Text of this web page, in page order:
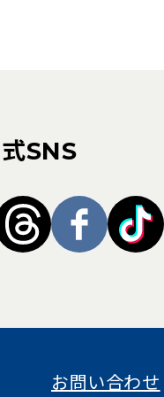
SNS
く）
ブで開く）
新しいタブで開く）
（新しいタブで
（新し
お問い合わせ